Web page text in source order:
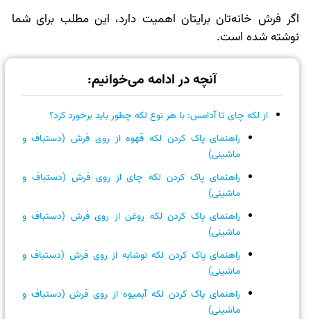
اگر فرش خانه‌تان برایتان اهمیت دارد، این مطلب برای شما
نوشته شده است.
آنچه در ادامه می‌خوانیم:
از لکه چای تا آدامس: با هر نوع لکه چطور باید برخورد کرد؟
راهنمای پاک کردن لکه قهوه از روی فرش (دستباف و
ماشینی)
راهنمای پاک کردن لکه چای از روی فرش (دستباف و
ماشینی)
راهنمای پاک کردن لکه روغن از روی فرش (دستباف و
ماشینی)
راهنمای پاک کردن لکه نوشابه از روی فرش (دستباف و
ماشینی)
راهنمای پاک کردن لکه آبمیوه از روی فرش (دستباف و
ماشینی)